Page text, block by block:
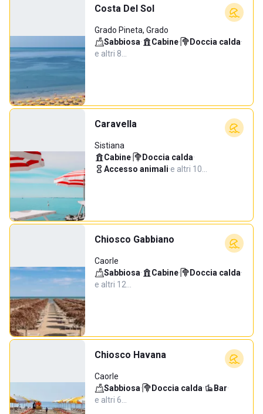
Costa Del Sol
Grado Pineta, Grado
Sabbiosa· Cabine· Doccia calda·
e altri 8…
Caravella
Sistiana
Cabine· Doccia calda·
Accesso animali·e altri 10…
Chiosco Gabbiano
Caorle
Sabbiosa· Cabine· Doccia calda·
e altri 12…
Chiosco Havana
Caorle
Sabbiosa· Doccia calda· Bar·
e altri 6…